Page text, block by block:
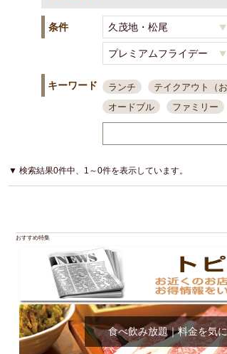
条件
キーワード ランチ テイクアウト（
オードブル
ファミリー
接待・会食
ちょい飲み
結婚式二次会
夜10時以降入店可
県産
アサヒスーパードライ
大部屋50名以上～
オリ
ハッピーアワー
アグー豚
飲み放題付きコース3000円
キリン一番搾り
エビ
▼ 検索結果0件中、1～0件を表示しています。
おすすめ特集
食べ飲み放題｜料金を気